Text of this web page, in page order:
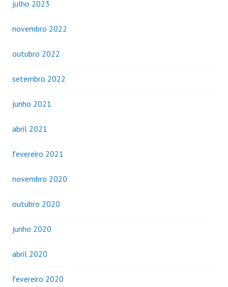
julho 2023
novembro 2022
outubro 2022
setembro 2022
junho 2021
abril 2021
fevereiro 2021
novembro 2020
outubro 2020
junho 2020
abril 2020
fevereiro 2020